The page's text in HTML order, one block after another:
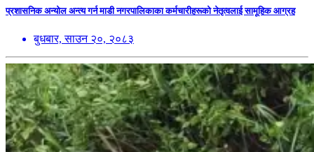
प्रशासनिक अन्योल अन्त्य गर्न माडी नगरपालिकाका कर्मचारीहरूको नेतृत्वलाई सामूहिक आग्रह
बुधबार, साउन २०, २०८३